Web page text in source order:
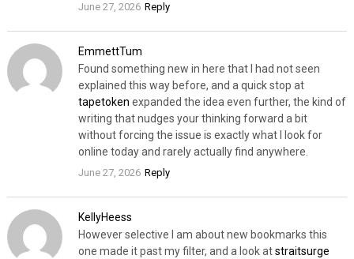
June 27, 2026 Reply
EmmettTum
Found something new in here that I had not seen
explained this way before, and a quick stop at
tapetoken expanded the idea even further, the kind of
writing that nudges your thinking forward a bit
without forcing the issue is exactly what I look for
online today and rarely actually find anywhere.
June 27, 2026 Reply
KellyHeess
However selective I am about new bookmarks this
one made it past my filter, and a look atstraitsurge